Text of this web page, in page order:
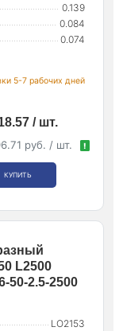
0.139
0.084
0.074
5-7 рабочих дней
/ шт.
руб. / шт. !
КУПИТЬ
L2500
50-2.5-2500
LO2153